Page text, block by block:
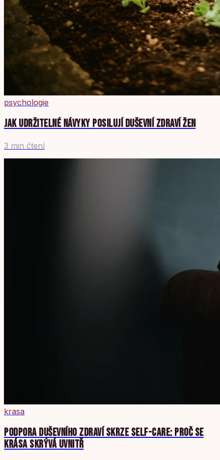
psychologie
JAK UDRŽITELNÉ NÁVYKY POSILUJÍ DUŠEVNÍ ZDRAVÍ ŽEN
3 min čtení
krasa
PODPORA DUŠEVNÍHO ZDRAVÍ SKRZE SELF-CARE: PROČ SE
KRÁSA SKRÝVÁ UVNITŘ